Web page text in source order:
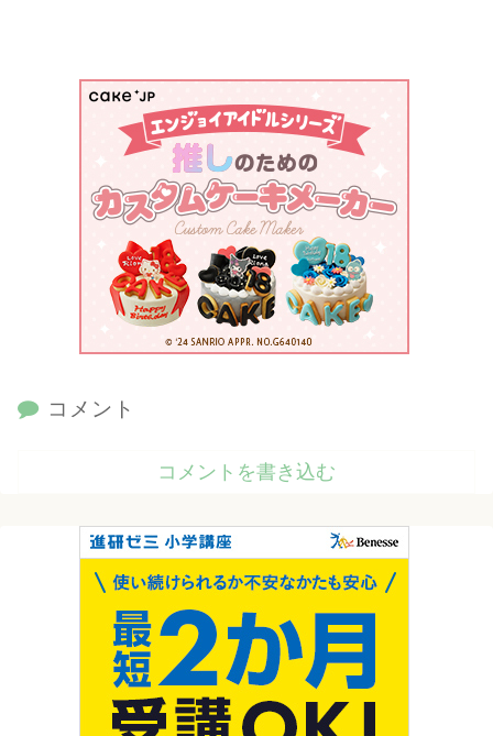
コメント
コメントを書き込む